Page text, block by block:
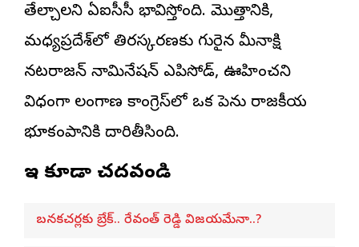
తేల్చాలని ఏఐసీసీ భావిస్తోంది. మొత్తానికి,
మధ్యప్రదేశ్‌లో తిరస్కరణకు గురైన మీనాక్షి
నటరాజన్ నామినేషన్ ఎపిసోడ్, ఊహించని
విధంగా తెలంగాణ కాంగ్రెస్‌లో ఒక పెను రాజకీయ
భూకంపానికి దారితీసింది.
ఇవి కూడా చదవండి
బనకచర్లకు బ్రేక్.. రేవంత్ రెడ్డి విజయమేనా..?